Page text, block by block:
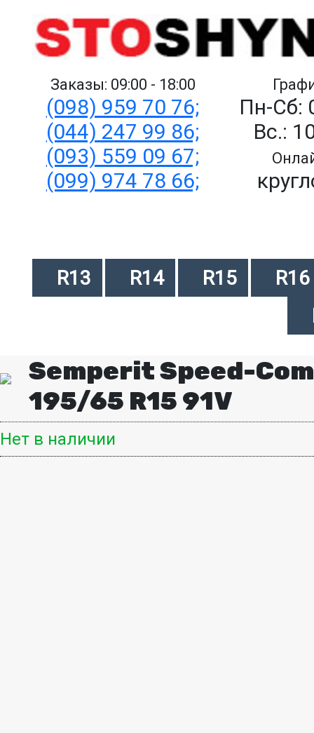
Заказы: 09:00 - 18:00
(098) 959 70 76;
(044) 247 99 86;
(093) 559 09 67;
(099) 974 78 66;
Пн-Сб:
Вс.:
R13 R14 R15
R16
Semperit Speed-
195/65 R15 91V
Нет в наличии